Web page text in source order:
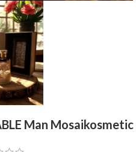
Man Mosaikosmetic